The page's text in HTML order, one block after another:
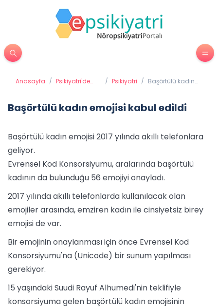
Anasayfa / Psikiyatri'de
/ Psikiyatri / Başörtülü kadın
Başörtülü kadın emojisi kabul edildi
Başörtülü kadın emojisi 2017 yılında akıllı telefonlara
geliyor.
Evrensel Kod Konsorsiyumu, aralarında başörtülü
kadının da bulunduğu 56 emojiyi onayladı.
2017 yılında akıllı telefonlarda kullanılacak olan
emojiler arasında, emziren kadın ile cinsiyetsiz birey
emojisi de var.
Bir emojinin onaylanması için önce Evrensel Kod
Konsorsiyumu'na (Unicode) bir sunum yapılması
gerekiyor.
15 yaşındaki Suudi Rayuf Alhumedi'nin teklifiyle
konsorsiyuma gelen başörtülü kadın emojisinin